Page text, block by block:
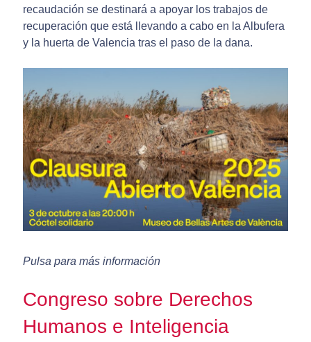
recaudación se destinará a apoyar los trabajos de
recuperación que está llevando a cabo en la Albufera
y la huerta de Valencia tras el paso de la dana.
Pulsa para más información
Congreso sobre Derechos
Humanos e Inteligencia